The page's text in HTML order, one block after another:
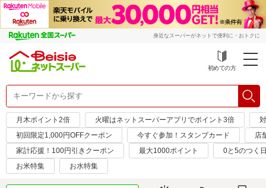
身近なスーパーがネットで便利に・おトクに
初めての方
月木ポイント2倍 火曜はネットスーパーアプリでポイント3倍
初回限定1,000円OFFクーポン
今すぐ参加！スタンプカード
店
家計応援！100円引きクーポン
最大1000ポイント
0と5のつく
お米特集
お水特集